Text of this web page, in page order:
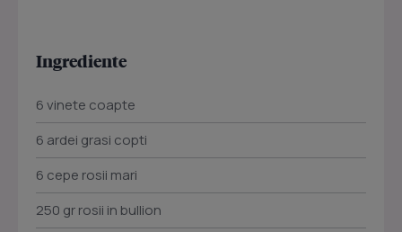
Ingrediente
6 vinete coapte
6 ardei grasi copti
6 cepe rosii mari
250 gr rosii in bullion